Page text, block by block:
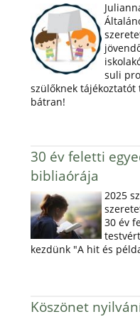
suli
szülőknek tájékoztatót
bátran!
30 év feletti
bibliaórája
2025
30 év
kezdünk "A hit és
Köszönet